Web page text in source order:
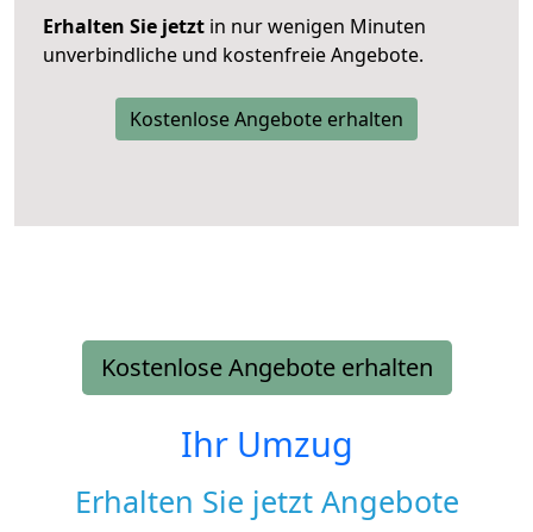
Erhalten Sie jetzt in nur wenigen Minuten
unverbindliche und kostenfreie Angebote.
Kostenlose Angebote erhalten
Kostenlose Angebote erhalten
Ihr Umzug
Erhalten Sie jetzt Angebote